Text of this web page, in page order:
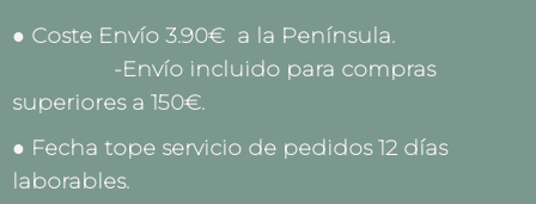
● Coste Envío 3.90€ a la Península.
-Envío incluido para compras
superiores a 150€.
● Fecha tope servicio de pedidos 12 días
laborables.